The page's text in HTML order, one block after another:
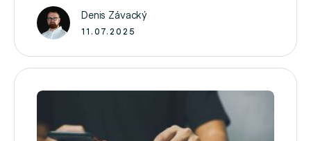
skleníky, vyvracal stromy, ktoré padali na cesty,
ploty a niekde aj na domy …
Denis Závacký
11.07.2025